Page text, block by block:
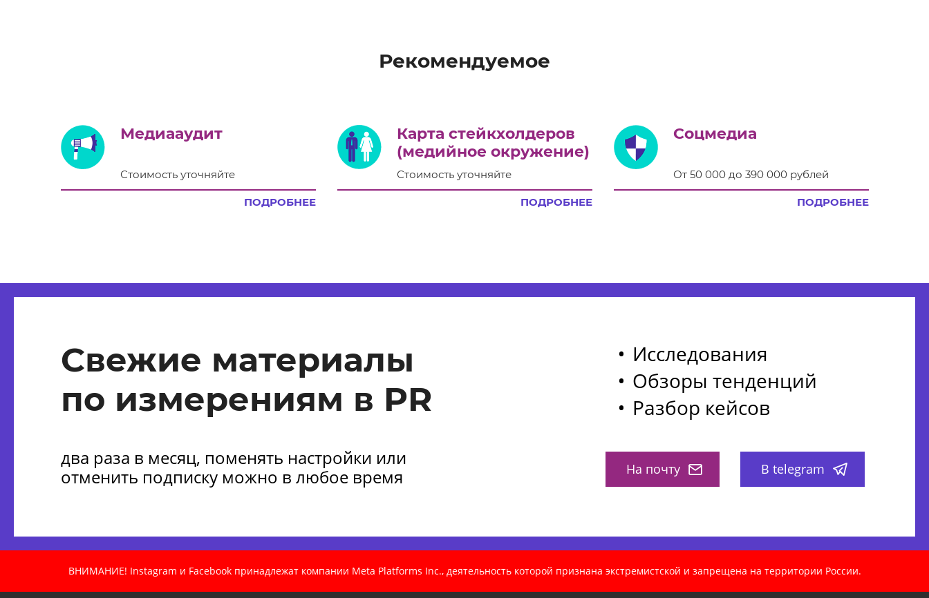
Рекомендуемое
Медиааудит
Стоимость уточняйте
ПОДРОБНЕЕ
Карта стейкхолдеров
(медийное окружение)
Стоимость уточняйте
ПОДРОБНЕЕ
Соцмедиа
От 50 000 до 390 000 рублей
ПОДРОБНЕЕ
Свежие материалы
по измерениям в PR
два раза в месяц, поменять настройки или
отменить подписку можно в любое время
Исследования
Обзоры тенденций
Разбор кейсов
На почту В telegram
ВНИМАНИЕ! Instagram и Facebook принадлежат компании Meta Platforms Inc., деятельность которой признана экстремистской и запрещена на территории России.